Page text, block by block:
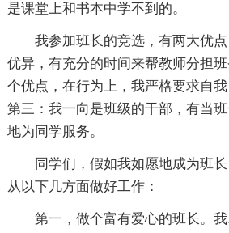
是课堂上和书本中学不到的。
我参加班长的竞选，有两大优
优异，有充分的时间来帮教师分担
个优点，在行为上，我严格要求自
第三：我一向是班级的干部，有当
地为同学服务。
同学们，假如我如愿地成为班
从以下几方面做好工作：
第一，做个富有爱心的班长。